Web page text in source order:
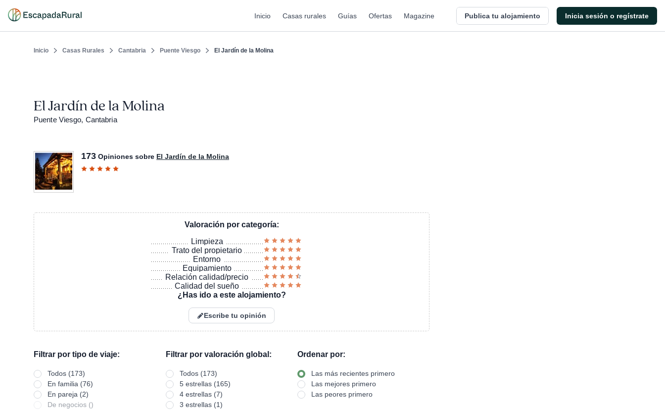
Inicio Casas rurales Guías Ofertas Magazine Publica tu alojamiento Inicia sesión o regístrate
Inicio Casas Rurales Cantabria Puente Viesgo El Jardín de la Molina
El Jardín de la Molina
Puente Viesgo, Cantabria
173 Opiniones sobre El Jardín de la Molina
Valoración por categoría:
Limpieza
Trato del propietario
Entorno
Equipamiento
Relación calidad/precio
Calidad del sueño
¿Has ido a este alojamiento?
Escribe tu opinión
Filtrar por tipo de viaje:
Todos (173)
En familia (76)
En pareja (2)
De negocios ()
Filtrar por valoración global:
Todos (173)
5 estrellas (165)
4 estrellas (7)
3 estrellas (1)
Ordenar por:
Las más recientes primero
Las mejores primero
Las peores primero